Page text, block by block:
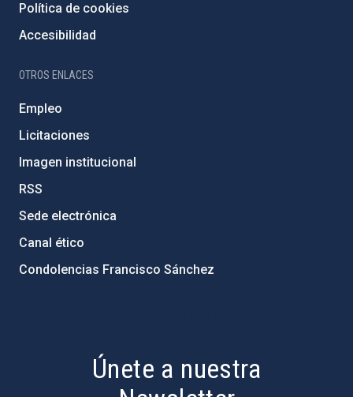
Política de cookies
Accesibilidad
OTROS ENLACES
Empleo
Licitaciones
Imagen institucional
RSS
Sede electrónica
Canal ético
Condolencias Francisco Sánchez
Únete a nuestra